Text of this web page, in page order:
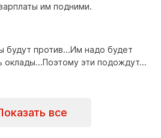
им подними.
будут против...Им надо будет
оклады...Поэтому эти подождут...
все